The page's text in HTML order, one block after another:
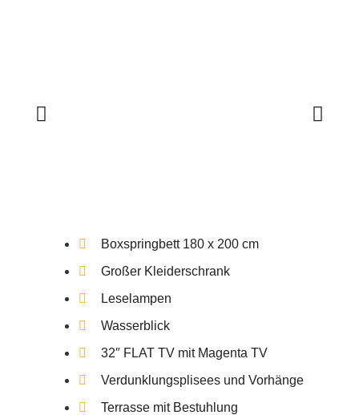
Boxspringbett 180 x 200 cm
Großer Kleiderschrank
Leselampen
Wasserblick
32″ FLAT TV mit Magenta TV
Verdunklungsplisees und Vorhänge
Terrasse mit Bestuhlung